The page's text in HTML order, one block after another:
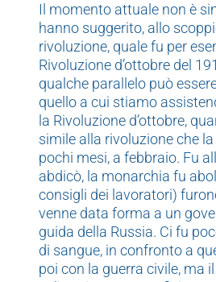
Il momento attuale non è
hanno suggerito, allo
rivoluzione, quale fu per
Rivoluzione d’ottobre del
qualche parallelo può
quello a cui stiamo
la Rivoluzione d’ottobre,
simile alla rivoluzione che
pochi mesi, a febbraio. Fu
abdicò, la monarchia fu
consigli dei lavoratori)
venne data forma a un
guida della Russia. Ci fu
di sangue, in confronto a
poi con la guerra civile, ma